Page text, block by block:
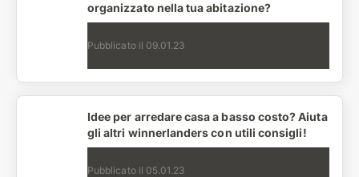
organizzato nella tua abitazione?
Pubblicato il 09.01.23
Idee per arredare casa a basso costo? Aiuta
gli altri winnerlanders con utili consigli!
Pubblicato il 05.01.23